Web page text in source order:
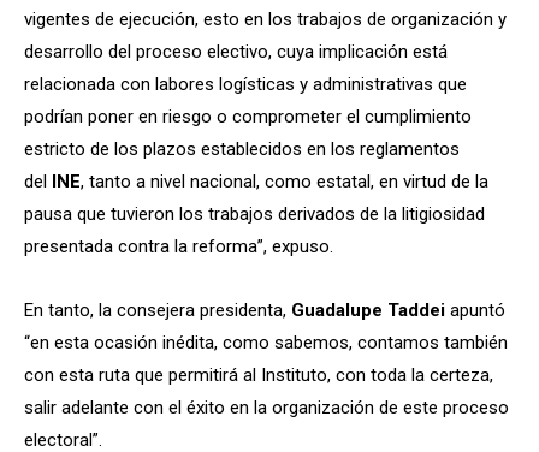
vigentes de ejecución, esto en los trabajos de organización y
desarrollo del proceso electivo, cuya implicación está
relacionada con labores logísticas y administrativas que
podrían poner en riesgo o comprometer el cumplimiento
estricto de los plazos establecidos en los reglamentos
del
INE, tanto a nivel nacional, como estatal, en virtud de la
pausa que tuvieron los trabajos derivados de la litigiosidad
presentada contra la reforma”, expuso.
En tanto, la consejera presidenta, Guadalupe Taddei apuntó
“en esta ocasión inédita, como sabemos, contamos también
con esta ruta que permitirá al Instituto, con toda la certeza,
salir adelante con el éxito en la organización de este proceso
electoral”.